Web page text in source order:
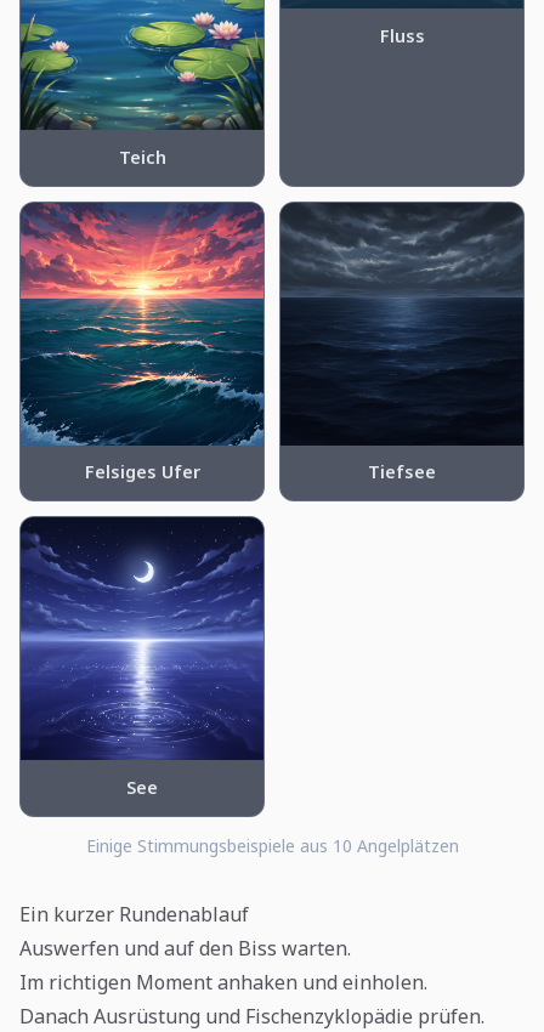
Teich
Fluss
Felsiges Ufer Tiefsee
See
Einige Stimmungsbeispiele aus 10 Angelplätzen
Ein kurzer Rundenablauf
Auswerfen und auf den Biss warten.
Im richtigen Moment anhaken und einholen.
Danach Ausrüstung und Fischenzyklopädie prüfen.